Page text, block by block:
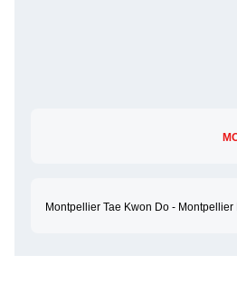
Montpellier Tae Kwon Do -